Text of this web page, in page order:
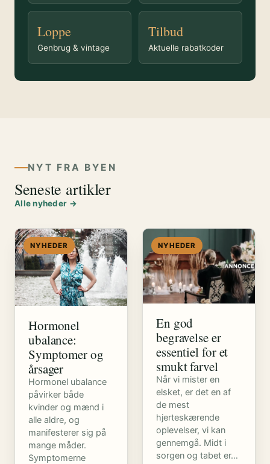
Loppe
Genbrug & vintage
Tilbud
Aktuelle rabatkoder
NYT FRA BYEN
Seneste artikler
Alle nyheder →
NYHEDER
Hormonel
ubalance:
Symptomer og
årsager
Hormonel ubalance
påvirker både
kvinder og mænd i
alle aldre, og
manifesterer sig på
mange måder.
Symptomerne
NYHEDER
En god
begravelse er
essentiel for et
smukt farvel
Når vi mister en
elsket, er det en af
de mest
hjerteskærende
oplevelser, vi kan
gennemgå. Midt i
sorgen og tabet er…